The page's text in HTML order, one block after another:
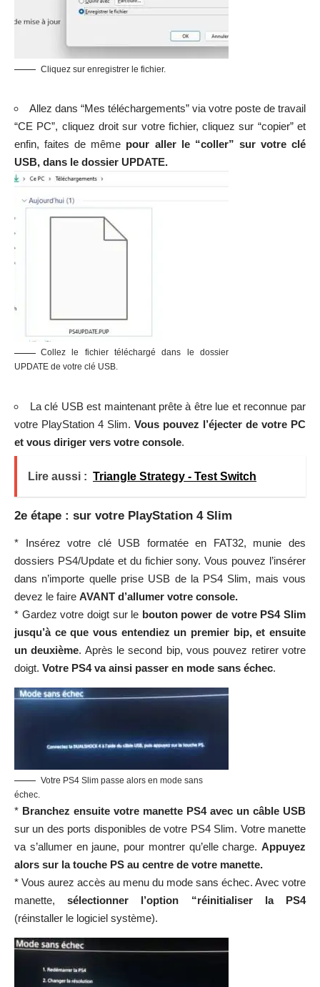
Cliquez sur enregistrer le fichier.
Allez dans “Mes téléchargements” via votre poste de travail
“CE PC”, cliquez droit sur votre fichier, cliquez sur “copier” et
enfin, faites de même pour aller le “coller” sur votre clé
USB, dans le dossier UPDATE.
Collez le fichier téléchargé dans le dossier
UPDATE de votre clé USB.
La clé USB est maintenant prête à être lue et reconnue par
votre PlayStation 4 Slim. Vous pouvez l’éjecter de votre PC
et vous diriger vers votre console.
Lire aussi : Triangle Strategy - Test Switch
2e étape : sur votre PlayStation 4 Slim
* Insérez votre clé USB formatée en FAT32, munie des
dossiers PS4/Update et du fichier sony. Vous pouvez l’insérer
dans n’importe quelle prise USB de la PS4 Slim, mais vous
devez le faire AVANT d’allumer votre console.
* Gardez votre doigt sur le bouton power de votre PS4 Slim
jusqu’à ce que vous entendiez un premier bip, et ensuite
un deuxième. Après le second bip, vous pouvez retirer votre
doigt. Votre PS4 va ainsi passer en mode sans échec.
Votre PS4 Slim passe alors en mode sans
échec.
* Branchez ensuite votre manette PS4 avec un câble USB
sur un des ports disponibles de votre PS4 Slim. Votre manette
va s’allumer en jaune, pour montrer qu’elle charge. Appuyez
alors sur la touche PS au centre de votre manette.
* Vous aurez accès au menu du mode sans échec. Avec votre
manette,sélectionner l’option “réinitialiser la PS4
(réinstaller le logiciel système).